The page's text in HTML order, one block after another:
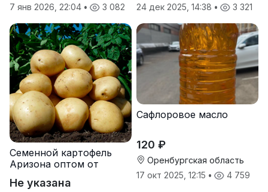
7 янв 2026, 22:04 • 3 082
24 дек 2025, 14:38 • 3 321
Семенной картофель
Аризона оптом от
Не указана
Сафлоровое масло
120 ₽
Оренбургская область
17 окт 2025, 12:15 • 4 759